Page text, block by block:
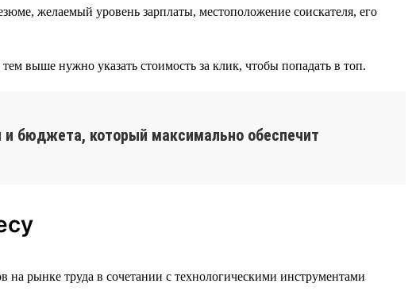
желаемый уровень зарплаты, местоположение соискателя, его
выше нужно указать стоимость за клик, чтобы попадать в топ.
и бюджета, который максимально обеспечит
рынке труда в сочетании с технологическими инструментами